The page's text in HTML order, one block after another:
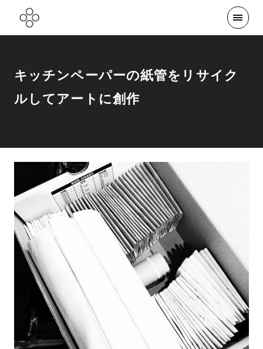
キッチンペーパーの紙管をリサイク
ルしてアートに創作